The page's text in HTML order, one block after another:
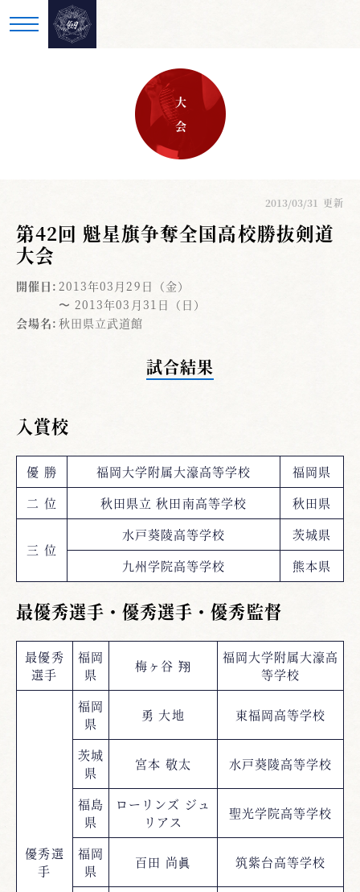
大 会
2013/03/31 更新
第42回 魁星旗争奪全国高校勝抜剣道
大会
開催日: 2013年03月29日（金）
〜 2013年03月31日（日）
会場名: 秋田県立武道館
試合結果
入賞校
優 勝 福岡大学附属大濠高等学校
福岡県
二 位
秋田県立 秋田南高等学校 秋田県
三 位
水戸葵陵高等学校
茨城県
九州学院高等学校
熊本県
最優秀選手・優秀選手・優秀監督
最優秀
選手
福岡
県
梅ヶ谷 翔
福岡大学附属大濠高
等学校
優秀選
手
福岡
県
勇 大地 東福岡高等学校
茨城
県
宮本 敬太 水戸葵陵高等学校
福島
県
ローリンズ ジュ
リアス
聖光学院高等学校
福岡
県
百田 尚眞 筑紫台高等学校